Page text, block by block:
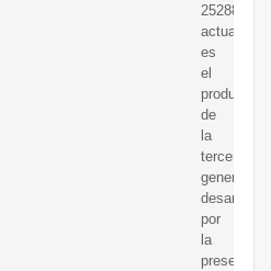
252888.7),
es
el
producto
de
la
tercera
generación
por
la
presente